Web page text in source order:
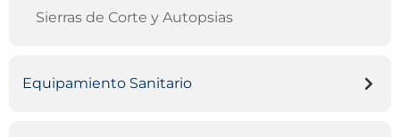
Sierras de Corte y Autopsias
Equipamiento Sanitario